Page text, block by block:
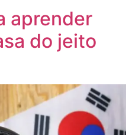
aprender
do jeito